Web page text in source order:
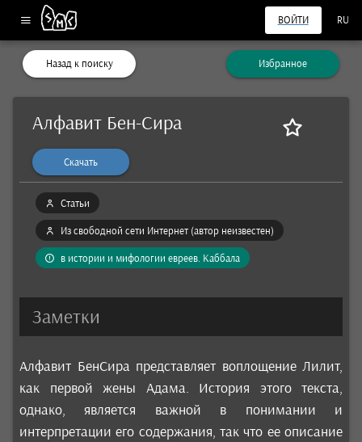
ВОЙТИ RU
Назад к поиску Избранное
Алфавит Бен-Сира
Скачать
Статьи
Из свободной сети Интернет (автор неизвестен)
в истории и мифологии евреев. Каббала
Заметки
Алфавит Бен­Сира представляет воплощение Лилит,
как первой жены Адама. История этого текста,
однако, является важной в понимании и
интерпретации его содержания, так что ее описание